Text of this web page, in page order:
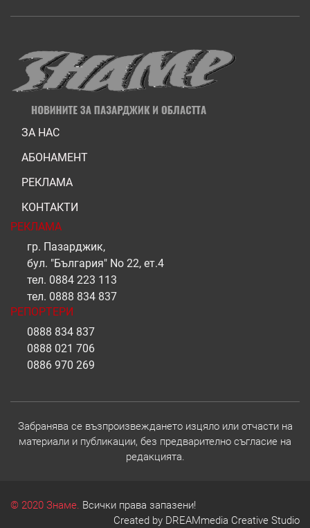
ЗА НАС
АБОНАМЕНТ
РЕКЛАМА
КОНТАКТИ
РЕКЛАМА
гр. Пазарджик,
бул. "България" No 22, ет.4
тел. 0884 223 113
тел. 0888 834 837
РЕПОРТЕРИ
0888 834 837
0888 021 706
0886 970 269
Забранява се възпроизвеждането изцяло или отчасти на
материали и публикации, без предварително съгласие на
редакцията.
© 2020 Знаме. Всички права запазени!
Created by DREAMmedia Creative Studio